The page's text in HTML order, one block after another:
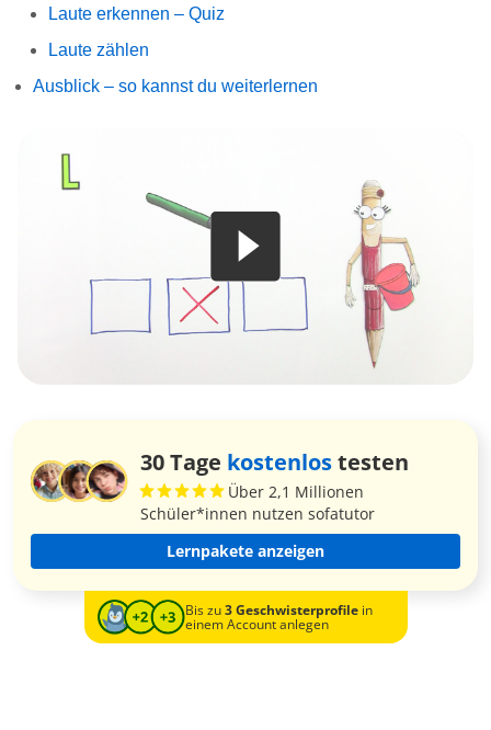
Laute erkennen – Quiz
Laute zählen
Ausblick – so kannst du weiterlernen
30 Tage kostenlostesten
Über 2,1 Millionen
Schüler*innen nutzen sofatutor
Lernpakete anzeigen
Bis zu3 Geschwisterprofilein
einem Account anlegen